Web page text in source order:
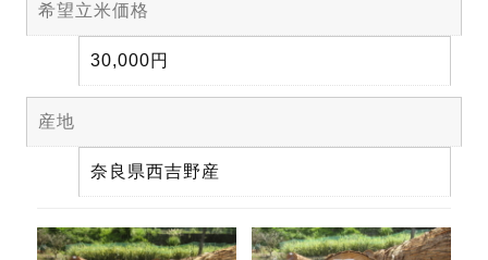
希望立米価格
30,000円
産地
奈良県西吉野産